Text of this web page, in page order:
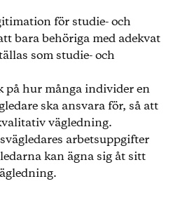
för studie- och
bara behöriga med adekvat
som studie- och
på hur många individer en
ska ansvara för, så att
vägledning.
arbetsuppgifter
kan ägna sig åt sitt